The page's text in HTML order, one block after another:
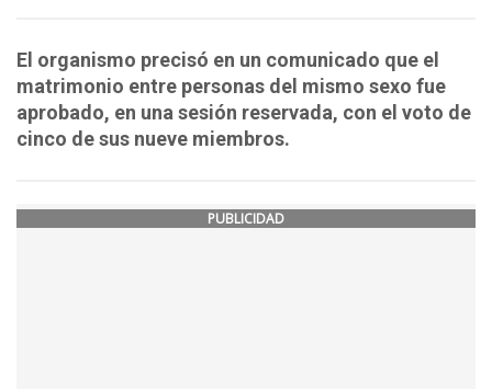
El organismo precisó en un comunicado que el
matrimonio entre personas del mismo sexo fue
aprobado, en una sesión reservada, con el voto de
cinco de sus nueve miembros.
PUBLICIDAD